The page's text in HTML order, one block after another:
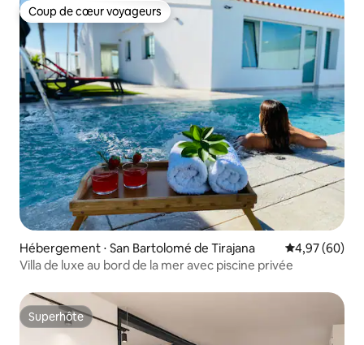
Coup de cœur voyageurs
Coup de cœur voyageurs
Hébergement ⋅ San Bartolomé de Tirajana Évaluation
4,97 (60)
Villa de luxe au bord de la mer avec piscine privée
Superhôte
Superhôte